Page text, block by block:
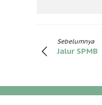
Sebelumnya
Jalur SPMB